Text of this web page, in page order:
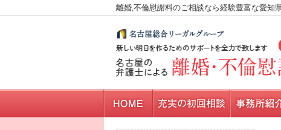
離婚,不倫慰謝料のご相談なら経験豊富な愛知